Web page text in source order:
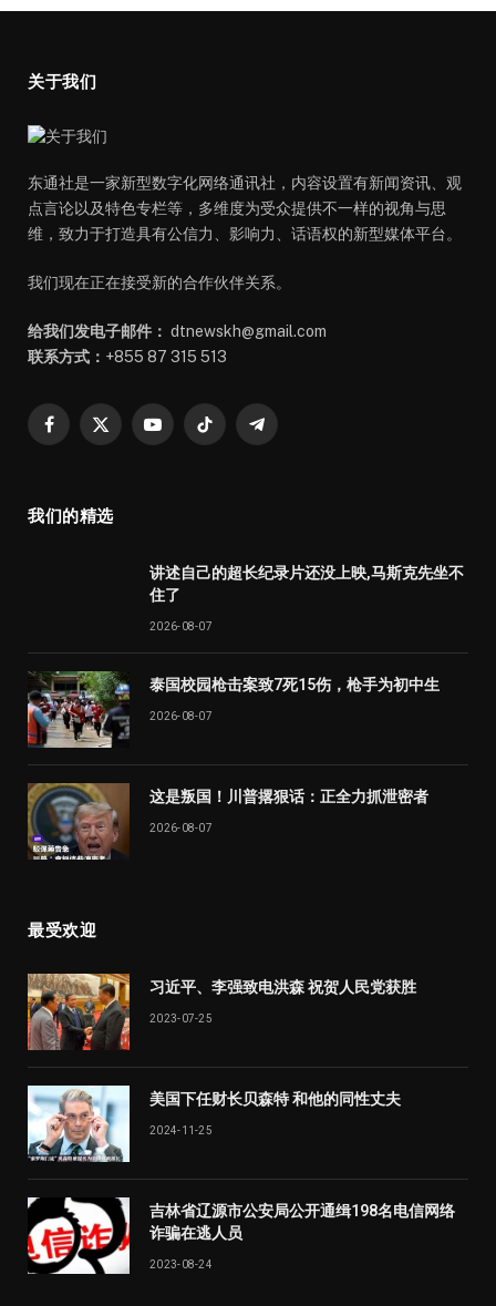
关于我们
东通社是一家新型数字化网络通讯社，内容设置有新闻资讯、观
点言论以及特色专栏等，多维度为受众提供不一样的视角与思
维，致力于打造具有公信力、影响力、话语权的新型媒体平台。
我们现在正在接受新的合作伙伴关系。
给我们发电子邮件： dtnewskh@gmail.com
联系方式： +855 87 315 513
Facebook
X
YouTubeTikTok Telegram
我们的精选
讲述自己的超长纪录片还没上映,马斯克先坐不
住了
2026-08-07
泰国校园枪击案致7死15伤，枪手为初中生
2026-08-07
这是叛国！川普撂狠话：正全力抓泄密者
2026-08-07
最受欢迎
习近平、李强致电洪森 祝贺人民党获胜
2023-07-25
美国下任财长贝森特 和他的同性丈夫
2024-11-25
吉林省辽源市公安局公开通缉198名电信网络
诈骗在逃人员
2023-08-24